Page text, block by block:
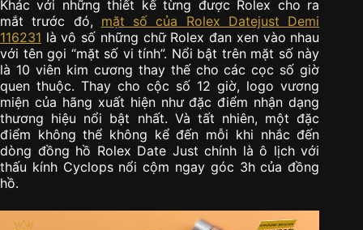
Khác với những thiết kế từng được Rolex cho ra
mắt trước đó, mặt số của Rolex Datejust Demi
116231 là vô số những chữ Rolex đan xen vào nhau
với tên gọi “mặt số vi tính”. Nổi bật trên mặt số này
là 10 viên kim cương thay thế cho các cọc số giờ
quen thuộc. Thay cho cộc số 12 giờ, logo vương
miện của hãng xuất hiện như đặc điểm nhận dạng
thương hiệu nổi bật nhất. Và tất nhiên, một đặc
điểm không thể không kể đến mỗi khi nhắc đến
dòng đồng hồ Rolex Date Just chính là ô lịch với
thấu kính Cyclops nổi cộm ngay góc 3h của đồng
hồ.